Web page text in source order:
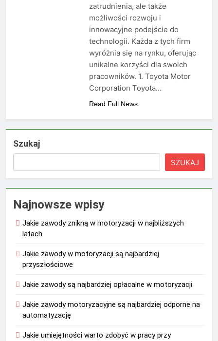
zatrudnienia, ale także
możliwości rozwoju i
innowacyjne podejście do
technologii. Każda z tych firm
wyróżnia się na rynku, oferując
unikalne korzyści dla swoich
pracowników. 1. Toyota Motor
Corporation Toyota…
Read Full News
Szukaj
SZUKAJ
Najnowsze wpisy
Jakie zawody znikną w motoryzacji w najbliższych
latach
Jakie zawody w motoryzacji są najbardziej
przyszłościowe
Jakie zawody są najbardziej opłacalne w motoryzacji
Jakie zawody motoryzacyjne są najbardziej odporne na
automatyzację
Jakie umiejętności warto zdobyć w pracy przy